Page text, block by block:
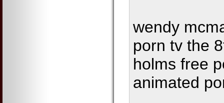
wendy
porn tv the
holms free
animated